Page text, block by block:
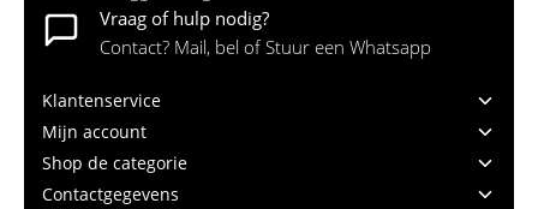
Vraag of hulp nodig?
Contact? Mail, bel of Stuur een Whatsapp
Klantenservice
Mijn account
Shop de categorie
Contactgegevens